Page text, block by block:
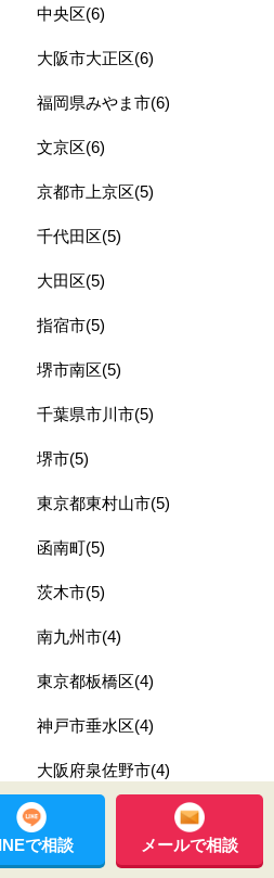
中央区(6)
大阪市大正区(6)
福岡県みやま市(6)
文京区(6)
京都市上京区(5)
千代田区(5)
大田区(5)
指宿市(5)
堺市南区(5)
千葉県市川市(5)
堺市(5)
東京都東村山市(5)
函南町(5)
茨木市(5)
南九州市(4)
東京都板橋区(4)
神戸市垂水区(4)
大阪府泉佐野市(4)
鹿児島市清和(4)
神戸市須磨区(4)
で相談 メールで相談